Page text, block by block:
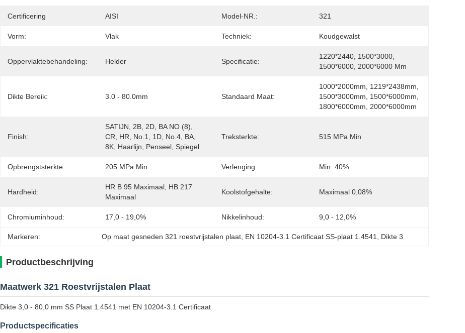
Certificering AISI Model-NR.: 321
Vorm: Vlak Techniek: Koudgewalst
Oppervlaktebehandeling: Helder Specificatie:
1220*2440, 1500*3000,
1500*6000, 2000*6000 Mm
Dikte Bereik: 3.0 - 80.0mm Standaard Maat:
1000*2000mm, 1219*2438mm,
1500*3000mm, 1500*6000mm,
1800*6000mm, 2000*6000mm
Finish:
SATIJN, 2B, 2D, BA NO (8),
CR, HR, No.1, 1D, No.4, BA,
8K, Haarlijn, Penseel, Spiegel
Treksterkte: 515 MPa Min
Opbrengststerkte: 205 MPa Min Verlenging: Min. 40%
Hardheid:
HR B 95 Maximaal, HB 217
Maximaal
Koolstofgehalte: Maximaal 0,08%
Chromiuminhoud: 17,0 - 19,0% Nikkelinhoud: 9,0 - 12,0%
Markeren: Op maat gesneden 321 roestvrijstalen plaat EN 10204-3.1 Certificaat SS-plaat 1.4541 Dikte 3
Productbeschrijving
Maatwerk 321 Roestvrijstalen Plaat
Dikte 3,0 - 80,0 mm SS Plaat 1.4541 met EN 10204-3.1 Certificaat
Productspecificaties